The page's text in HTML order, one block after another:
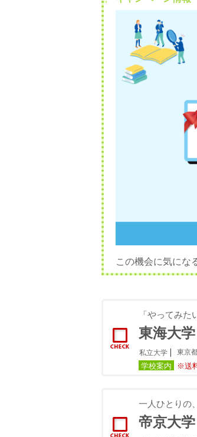
この機会に気にな
「やってみ
東海大学
私立大学 東京
学校案内 ※送
一人ひとりの
帝京大学